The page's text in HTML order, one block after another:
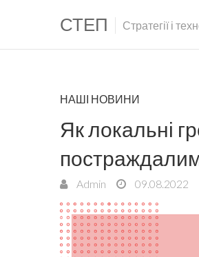
СТЕП Стратегії і
НАШІ НОВИНИ
Як локальні
Admin 09.08.2022